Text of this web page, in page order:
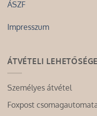
ÁSZF
Impresszum
ÁTVÉTELI
Személyes átvétel
Foxpost